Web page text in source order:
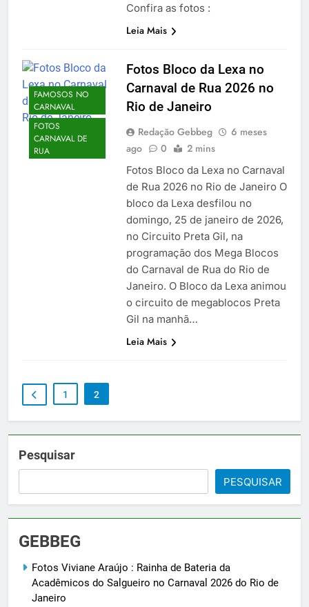
Confira as fotos :
Leia Mais
FAMOSOS NO
CARNAVAL
FOTOS
CARNAVAL DE
RUA
Fotos Bloco da Lexa no
Carnaval de Rua 2026 no
Rio de Janeiro
Redação Gebbeg
6 meses
ago
0 2 mins
Fotos Bloco da Lexa no Carnaval
de Rua 2026 no Rio de Janeiro O
bloco da Lexa desfilou no
domingo, 25 de janeiro de 2026,
no Circuito Preta Gil, na
programação dos Mega Blocos
do Carnaval de Rua do Rio de
Janeiro. O Bloco da Lexa animou
o circuito de megablocos Preta
Gil na manhã…
Leia Mais
1 2
Pesquisar
PESQUISAR
GEBBEG
Fotos Viviane Araújo : Rainha de Bateria da
Acadêmicos do Salgueiro no Carnaval 2026 do Rio de
Janeiro